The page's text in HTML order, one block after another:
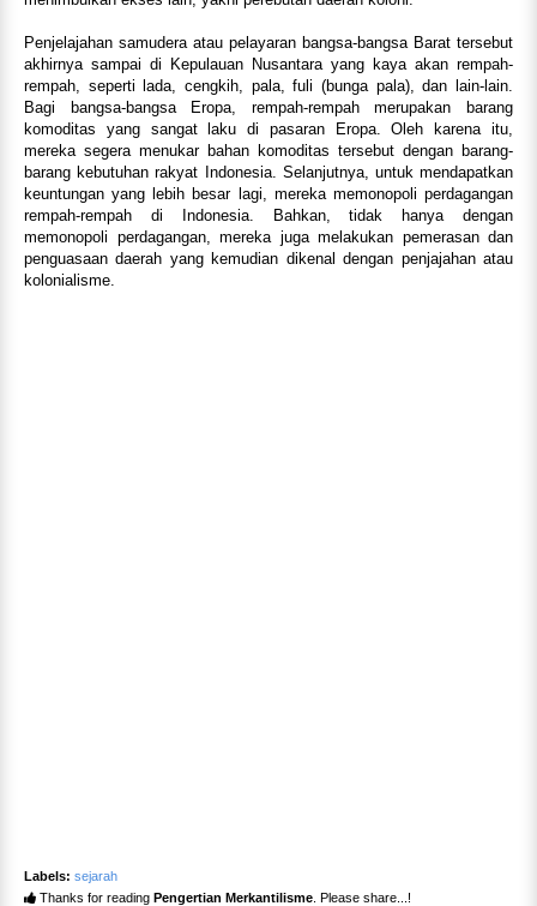
Penjelajahan samudera atau pelayaran bangsa-bangsa Barat tersebut
akhirnya sampai di Kepulauan Nusantara yang kaya akan rempah-
rempah, seperti lada, cengkih, pala, fuli (bunga pala), dan lain-lain.
Bagi bangsa-bangsa Eropa, rempah-rempah merupakan barang
komoditas yang sangat laku di pasaran Eropa. Oleh karena itu,
mereka segera menukar bahan komoditas tersebut dengan barang-
barang kebutuhan rakyat Indonesia. Selanjutnya, untuk mendapatkan
keuntungan yang lebih besar lagi, mereka memonopoli perdagangan
rempah-rempah di Indonesia. Bahkan, tidak hanya dengan
memonopoli perdagangan, mereka juga melakukan pemerasan dan
penguasaan daerah yang kemudian dikenal dengan penjajahan atau
kolonialisme.
Labels: sejarah
Thanks for reading Pengertian Merkantilisme . Please share...!